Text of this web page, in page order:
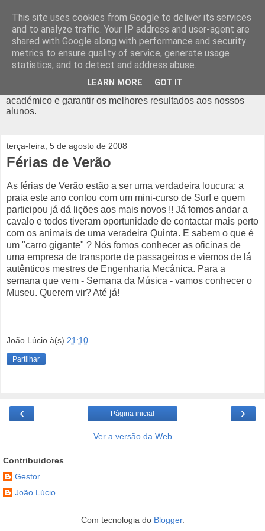
Diário do Lollypop
O Lollypop é um ATL em Odivelas, com actividades como o
Futebol, Hip Hop, Capoeira, Teatro, Yoga, Ballet, Inglês, e
muito mais. Com alvará da Segurança Social, é um espaço
académico e garantir os melhores resultados aos nossos
alunos.
terça-feira, 5 de agosto de 2008
Férias de Verão
As férias de Verão estão a ser uma verdadeira loucura: a
praia este ano contou com um mini-curso de Surf e quem
participou já dá lições aos mais novos !! Já fomos andar a
cavalo e todos tiveram oportunidade de contactar mais perto
com os animais de uma veradeira Quinta. E sabem o que é
um "carro gigante" ? Nós fomos conhecer as oficinas de
uma empresa de transporte de passageiros e viemos de lá
autênticos mestres de Engenharia Mecânica. Para a
semana que vem - Semana da Música - vamos conhecer o
Museu. Querem vir? Até já!
João Lúcio à(s) 21:10
Partilhar
‹ ›
Página inicial
Ver a versão da Web
Contribuidores
Gestor
João Lúcio
Com tecnologia do Blogger.
This site uses cookies from Google to deliver its services
and to analyze traffic. Your IP address and user-agent are
shared with Google along with performance and security
metrics to ensure quality of service, generate usage
statistics, and to detect and address abuse.
LEARN MORE GOT IT